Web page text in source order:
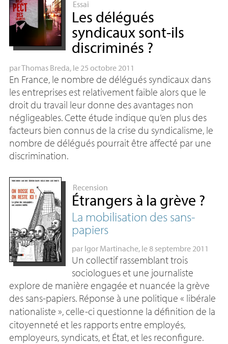
Essai
Les délégués
syndicaux sont-ils
discriminés ?
parThomas Breda, le 25 octobre 2011
En France, le nombre de délégués syndicaux dans
les entreprises est relativement faible alors que le
droit du travail leur donne des avantages non
négligeables. Cette étude indique qu’en plus des
facteurs bien connus de la crise du syndicalisme, le
nombre de délégués pourrait être affecté par une
discrimination.
Recension
Étrangers à la grève ?
La mobilisation des sans-
papiers
par Igor Martinache, le 8 septembre 2011
Un collectif rassemblant trois
sociologues et une journaliste
explore de manière engagée et nuancée la grève
des sans-papiers. Réponse à une politique « libérale
nationaliste », celle-ci questionne la définition de la
citoyenneté et les rapports entre employés,
employeurs, syndicats, et État, et les reconfigure.